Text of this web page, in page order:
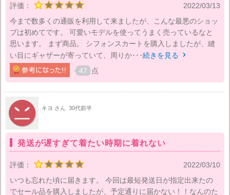
評価：
2022/03/13
今まで数多くの通販を利用して来ましたが、こんな最悪のショッ
プは初めてです。 可愛いモデルを使ってうまく売っているなと
思います。 まず商品。 シフォンスカートを購入しましたが、縫
い目にギャザーが寄っていて、周りか･･･続きを見る 
47 点
キヨ さん 30代前半
発送が遅すぎて着たい時期に着れない
評価：
2022/03/10
いつも忘れた頃に届きます。 今回は最短発送日が指定出来たの
でセール品を購入しましたが、予定通りに届かない！！なんのた